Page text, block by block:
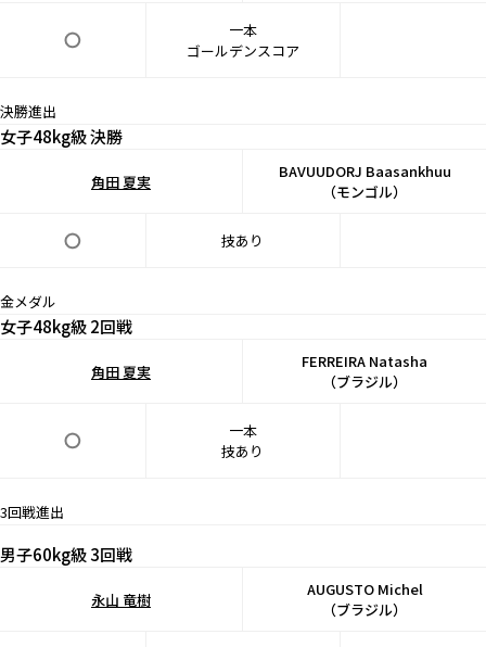
一本
ゴールデンスコア
決勝進出
⼥⼦48kg級 決勝
角田 夏実
BAVUUDORJ Baasankhuu
（モンゴル）
技あり
金メダル
⼥⼦48kg級 2回戦
角田 夏実
FERREIRA Natasha
（ブラジル）
一本
技あり
3回戦進出
男子60kg級 3回戦
永山 竜樹
AUGUSTO Michel
（ブラジル）